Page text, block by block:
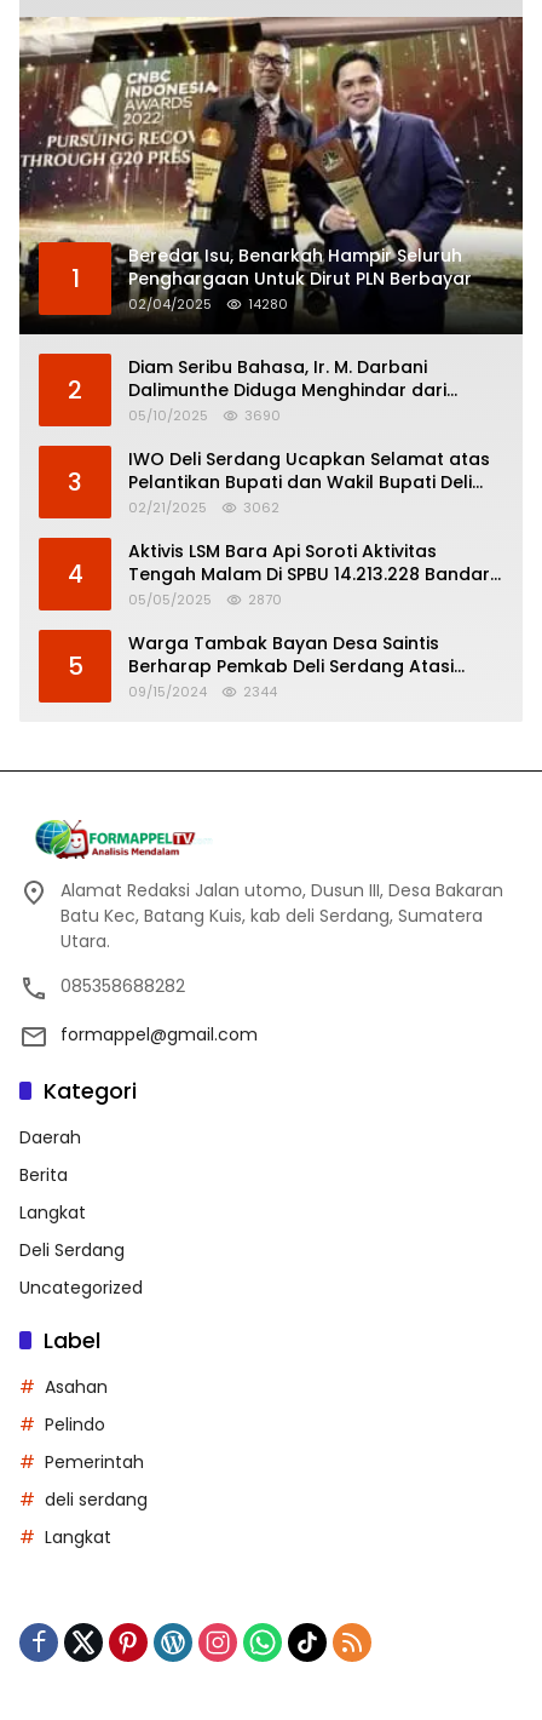
1
Beredar Isu, Benarkah Hampir Seluruh
Penghargaan Untuk Dirut PLN Berbayar
02/04/2025 14280
2
Diam Seribu Bahasa, Ir. M. Darbani
Dalimunthe Diduga Menghindar dari
Pertanggungjawaban Politik
05/10/2025 3690
3
IWO Deli Serdang Ucapkan Selamat atas
Pelantikan Bupati dan Wakil Bupati Deli
Serdang
02/21/2025 3062
4
Aktivis LSM Bara Api Soroti Aktivitas
Tengah Malam Di SPBU 14.213.228 Bandar
Tinggi
05/05/2025 2870
5
Warga Tambak Bayan Desa Saintis
Berharap Pemkab Deli Serdang Atasi
Banjir
09/15/2024 2344
Alamat Redaksi Jalan utomo, Dusun III, Desa Bakaran
Batu Kec, Batang Kuis, kab deli Serdang, Sumatera
Utara.
085358688282
formappel@gmail.com
Kategori
Daerah
Berita
Langkat
Deli Serdang
Uncategorized
Label
Asahan
Pelindo
Pemerintah
deli serdang
Langkat